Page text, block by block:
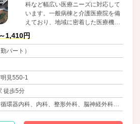
科など幅広い医療ニーズに対応して
います。一般病棟と介護医療院を備
えており、地域に密着した医療機関
として機能しています。職員に対し
てはワークライフバランスに積極的
に取り組んでおり、院内保育所の設
置、可能な限りの希望を取り入れた
さをとても大切にしています。
1,410円
パート）
見550-1
徒歩5分
環器内科、内科、整形外科、脳神経外科、